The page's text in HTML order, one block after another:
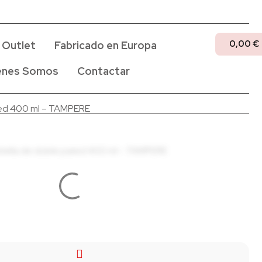
Outlet
Fabricado en Europa
Somos Contactar
0,00 €
400 ml – TAMPERE